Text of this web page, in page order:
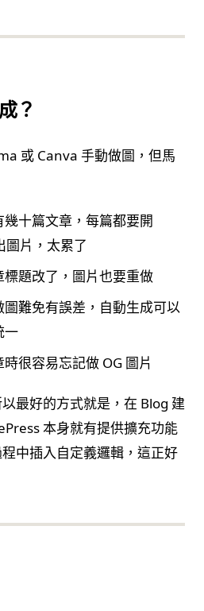
？
或 Canva 手動做圖，但馬
幾十篇文章，每篇都要開
圖片，太累了
標題改了，圖片也要重做
圖難免有誤差，自動生成可以
一
時很容易忘記做 OG 圖片
最好的方式就是，在 Blog 建
本身就有提供擴充功能
中插入自定義邏輯，這正好